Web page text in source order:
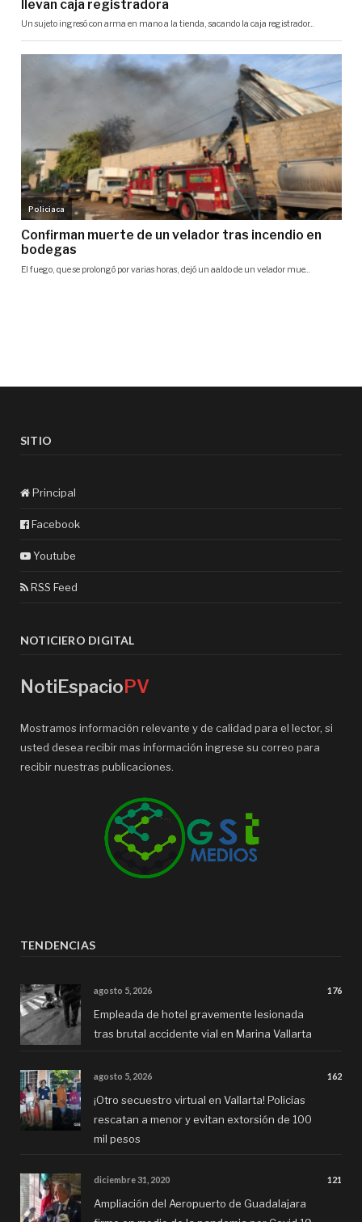
SITIO
Principal
Facebook
Youtube
RSS Feed
NOTICIERO DIGITAL
NotiEspacioPV
Mostramos información relevante y de calidad para el lector, si
usted desea recibir mas información ingrese su correo para
recibir nuestras publicaciones.
TENDENCIAS
agosto 5, 2026 176
Empleada de hotel gravemente lesionada
tras brutal accidente vial en Marina Vallarta
agosto 5, 2026 162
¡Otro secuestro virtual en Vallarta! Policías
rescatan a menor y evitan extorsión de 100
mil pesos
diciembre 31, 2020 121
Ampliación del Aeropuerto de Guadalajara